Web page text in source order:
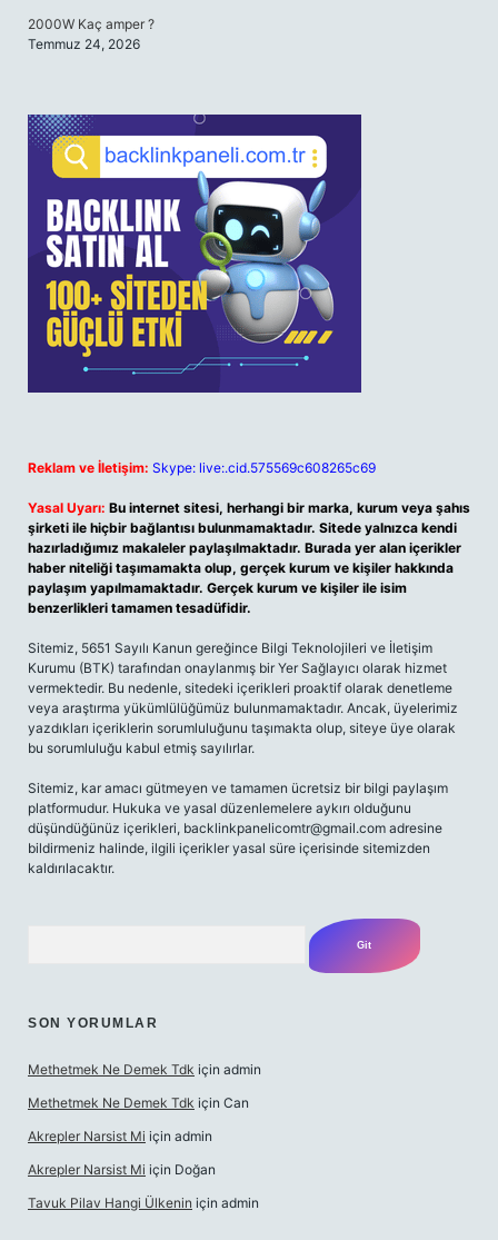
2000W Kaç amper ?
Temmuz 24, 2026
Reklam ve İletişim: Skype: live:.cid.575569c608265c69
Yasal Uyarı: Bu internet sitesi, herhangi bir marka, kurum veya şahıs
şirketi ile hiçbir bağlantısı bulunmamaktadır. Sitede yalnızca kendi
hazırladığımız makaleler paylaşılmaktadır. Burada yer alan içerikler
haber niteliği taşımamakta olup, gerçek kurum ve kişiler hakkında
paylaşım yapılmamaktadır. Gerçek kurum ve kişiler ile isim
benzerlikleri tamamen tesadüfidir.
Sitemiz, 5651 Sayılı Kanun gereğince Bilgi Teknolojileri ve İletişim
Kurumu (BTK) tarafından onaylanmış bir Yer Sağlayıcı olarak hizmet
vermektedir. Bu nedenle, sitedeki içerikleri proaktif olarak denetleme
veya araştırma yükümlülüğümüz bulunmamaktadır. Ancak, üyelerimiz
yazdıkları içeriklerin sorumluluğunu taşımakta olup, siteye üye olarak
bu sorumluluğu kabul etmiş sayılırlar.
Sitemiz, kar amacı gütmeyen ve tamamen ücretsiz bir bilgi paylaşım
platformudur. Hukuka ve yasal düzenlemelere aykırı olduğunu
düşündüğünüz içerikleri, backlinkpanelicomtr@gmail.com adresine
bildirmeniz halinde, ilgili içerikler yasal süre içerisinde sitemizden
kaldırılacaktır.
SON YORUMLAR
Methetmek Ne Demek Tdk için admin
Methetmek Ne Demek Tdk için Can
Akrepler Narsist Mi için admin
Akrepler Narsist Mi için Doğan
Tavuk Pilav Hangi Ülkenin için admin